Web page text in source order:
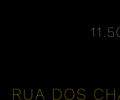
RUA DOS